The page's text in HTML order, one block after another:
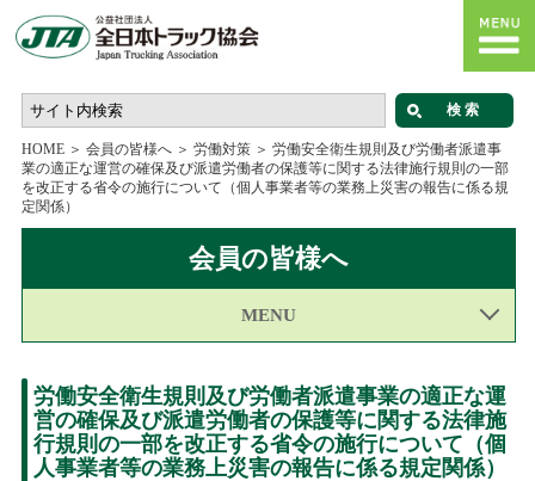
HOME ＞ 会員の皆様へ ＞ 労働対策 ＞ 労働安全衛生規則及び労働者派遣事
業の適正な運営の確保及び派遣労働者の保護等に関する法律施行規則の一部
を改正する省令の施行について（個人事業者等の業務上災害の報告に係る規
定関係）
会員の皆様へ
MENU
労働安全衛生規則及び労働者派遣事業の適正な運
営の確保及び派遣労働者の保護等に関する法律施
行規則の一部を改正する省令の施行について（個
人事業者等の業務上災害の報告に係る規定関係）